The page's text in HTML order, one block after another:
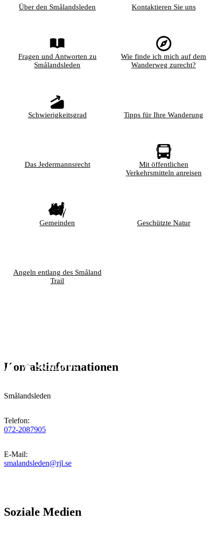
Über den Smålandsleden Kontaktieren Sie uns
Fragen und Antworten zu
Smålandsleden
Wie finde ich mich auf dem
Wanderweg zurecht?
Schwierigkeitsgrad Tipps für Ihre Wanderung
Das Jedermannsrecht
Mit öffentlichen
Verkehrsmitteln anreisen
Gemeinden Geschützte Natur
Angeln entlang des Småland
Trail
Kontaktinformationen
Smålandsleden
Telefon:
072-2087905
E-Mail:
smalandsleden@rjl.se
Soziale Medien